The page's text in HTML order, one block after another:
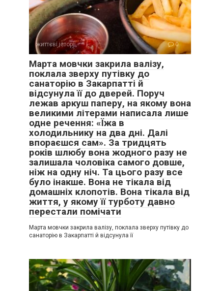
життєві історії 0
Марта мовчки закрила валізу,
поклала зверху путівку до
санаторію в Закарпатті й
відсунула її до дверей. Поруч
лежав аркуш паперу, на якому вона
великими літерами написала лише
одне речення: «Їжа в
холодильнику на два дні. Далі
впораєшся сам». За тридцять
років шлюбу вона жодного разу не
залишала чоловіка самого довше,
ніж на одну ніч. Та цього разу все
було інакше. Вона не тікала від
домашніх клопотів. Вона тікала від
життя, у якому її турботу давно
перестали помічати
Марта мовчки закрила валізу, поклала зверху путівку до
санаторію в Закарпатті й відсунула її